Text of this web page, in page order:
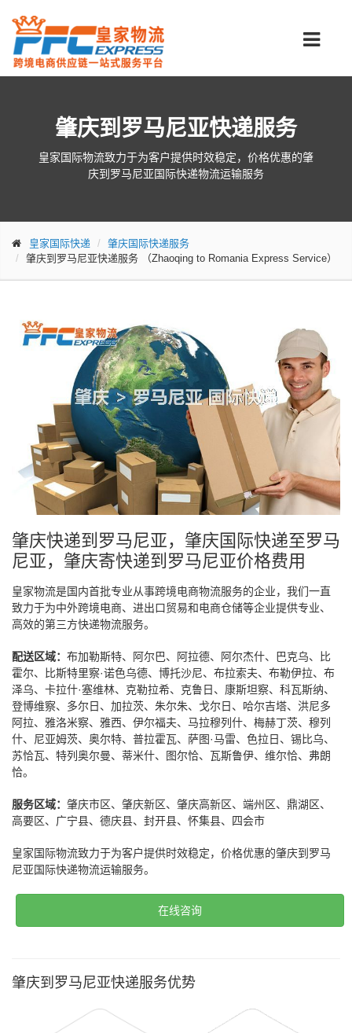
肇庆到罗马尼亚快递服务
皇家国际物流致力于为客户提供时效稳定，价格优惠的肇
庆到罗马尼亚国际快递物流运输服务
皇家国际快递
肇庆国际快递服务
肇庆到罗马尼亚快递服务 （Zhaoqing to Romania Express Service）
肇庆快递到罗马尼亚，肇庆国际快递至罗马
尼亚，肇庆寄快递到罗马尼亚价格费用
皇家物流是国内首批专业从事跨境电商物流服务的企业，我们一直
致力于为中外跨境电商、进出口贸易和电商仓储等企业提供专业、
高效的第三方快递物流服务。
配送区域： 布加勒斯特、阿尔巴、阿拉德、阿尔杰什、巴克乌、比
霍尔、比斯特里察·诺色乌德、博托沙尼、布拉索夫、布勒伊拉、布
泽乌、卡拉什·塞维林、克勒拉希、克鲁日、康斯坦察、科瓦斯纳、
登博维察、多尔日、加拉茨、朱尔朱、戈尔日、哈尔吉塔、洪尼多
阿拉、雅洛米察、雅西、伊尔福夫、马拉穆列什、梅赫丁茨、穆列
什、尼亚姆茨、奥尔特、普拉霍瓦、萨图·马雷、色拉日、锡比乌、
苏恰瓦、特列奥尔曼、蒂米什、图尔恰、瓦斯鲁伊、维尔恰、弗朗
恰。
服务区域： 肇庆市区、肇庆新区、肇庆高新区、端州区、鼎湖区、
高要区、广宁县、德庆县、封开县、怀集县、四会市
皇家国际物流致力于为客户提供时效稳定，价格优惠的肇庆到罗马
尼亚国际快递物流运输服务。
在线咨询
肇庆到罗马尼亚快递服务优势